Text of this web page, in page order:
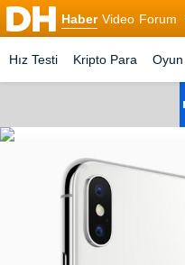
Haber Video Forum
Hız Testi Kripto Para Oyun